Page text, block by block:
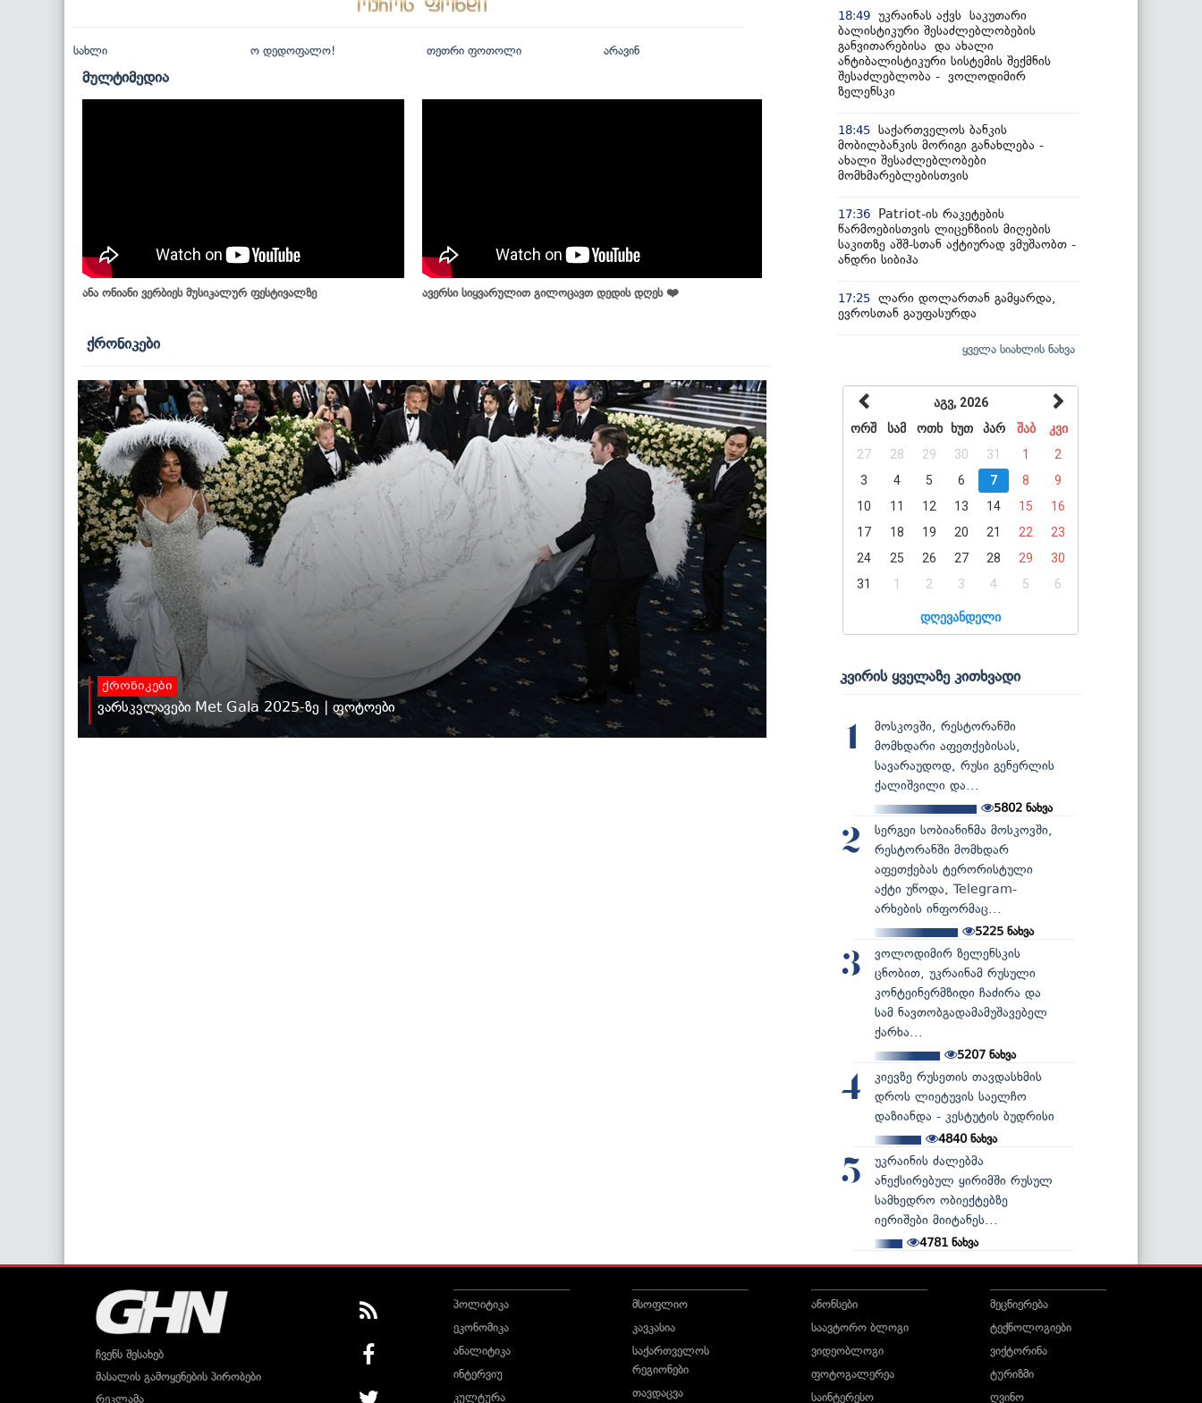
სახლი ო დედოფალო! თეთრი ფოთოლი არავინ
მულტიმედია
ანა ონიანი ვერბიეს მუსიკალურ ფესტივალზე ავერსი სიყვარულით გილოცავთ დედის დღეს ❤️
ქრონიკები
ქრონიკები
ვარსკვლავები Met Gala 2025-ზე | ფოტოები
18:49 უკრაინას აქვს საკუთარი
ბალისტიკური შესაძლებლობების
განვითარებისა და ახალი
ანტიბალისტიკური სისტემის შექმნის
შესაძლებლობა - ვოლოდიმირ
ზელენსკი
18:45 საქართველოს ბანკის
მობილბანკის მორიგი განახლება -
ახალი შესაძლებლობები
მომხმარებლებისთვის
17:36
Patriot-ის რაკეტების
წარმოებისთვის ლიცენზიის მიღების
საკითზე აშშ-სთან აქტიურად ვმუშაობთ -
ანდრი სიბიჰა
17:25 ლარი დოლართან გამყარდა,
ევროსთან გაუფასურდა
ყველა სიახლის ნახვა
აგვ, 2026
ორშ
სამ ოთხ ხუთ პარ შაბ
კვი
27
28 29 30 31 1
2
3
4 5 6 7 8
9
10
11 12 13 14 15
16
17
18 19 20 21 22
23
24
25 26 27 28 29
30
31
1 2 3 4 5 6
დღევანდელი
კვირის ყველაზე კითხვადი
1
მოსკოვში, რესტორანში
მომხდარი აფეთქებისას,
სავარაუდოდ, რუსი გენერლის
ქალიშვილი და...
5802 ნახვა
2
სერგეი სობიანინმა მოსკოვში,
რესტორანში მომხდარ
აფეთქებას ტერორისტული
აქტი უწოდა, Telegram-
არხების ინფორმაც...
5225 ნახვა
3
ვოლოდიმირ ზელენსკის
ცნობით, უკრაინამ რუსული
კონტეინერმზიდი ჩაძირა და
სამ ნავთობგადამამუშავებელ
ქარხა...
5207ნახვა
4
კიევზე რუსეთის თავდასხმის
დროს ლიეტუვის საელჩო
დაზიანდა - კესტუტის ბუდრისი
4840ნახვა
5
უკრაინის ძალებმა
ანექსირებულ ყირიმში რუსულ
სამხედრო ობიექტებზე
იერიშები მიიტანეს...
4781 ნახვა
ჩვენს შესახებ
მასალის გამოყენების პირობები
რეკლამა
პოლიტიკა
ეკონომიკა
ანალიტიკა
ინტერვიუ
კულტურა
მსოფლიო
კავკასია
საქართველოს
რეგიონები
თავდაცვა
ანონსები
საავტორო ბლოგი
ვიდეობლოგი
ფოტოგალერეა
საინტერესო
მეცნიერება
ტექნოლოგიები
ვიქტორინა
ტურიზმი
ღვინო